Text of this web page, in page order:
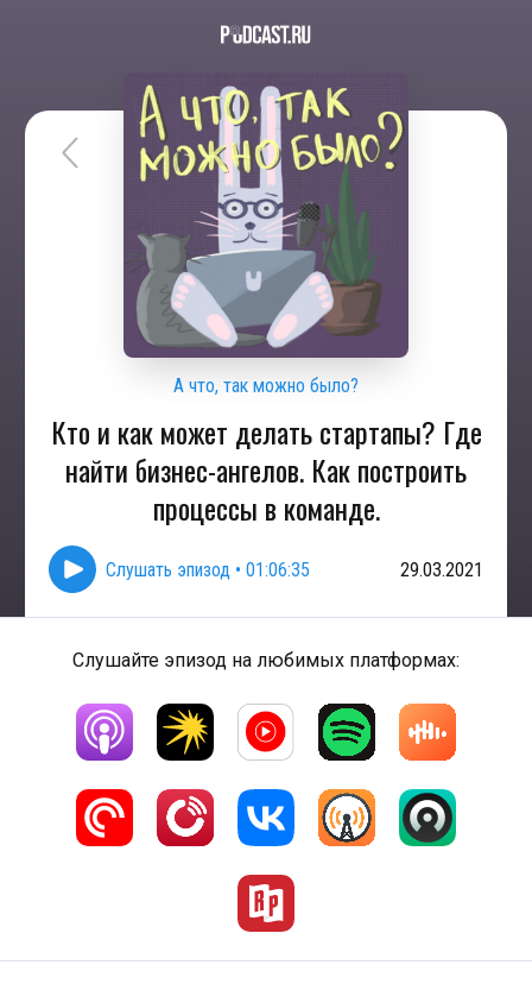
А что, так можно было?
Кто и как может делать стартапы? Где
найти бизнес-ангелов. Как построить
процессы в команде.
Слушать эпизод • 01:06:35 29.03.2021
Слушайте эпизод на любимых платформах: